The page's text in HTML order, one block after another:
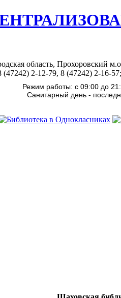
область, Прохоровский
(47242) 2-12-79, 8 (47242) 2-16-
Режим работы: с 09:00 до
Санитарный день -